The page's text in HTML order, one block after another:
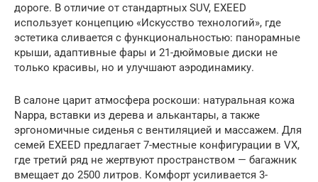
дороге. В отличие от стандартных SUV, EXEED
использует концепцию «Искусство технологий», где
эстетика сливается с функциональностью: панорамные
крыши, адаптивные фары и 21-дюймовые диски не
только красивы, но и улучшают аэродинамику.
В салоне царит атмосфера роскоши: натуральная кожа
Nappa, вставки из дерева и алькантары, а также
эргономичные сиденья с вентиляцией и массажем. Для
семей EXEED предлагает 7-местные конфигурации в VX,
где третий ряд не жертвуют пространством — багажник
вмещает до 2500 литров. Комфорт усиливается 3-